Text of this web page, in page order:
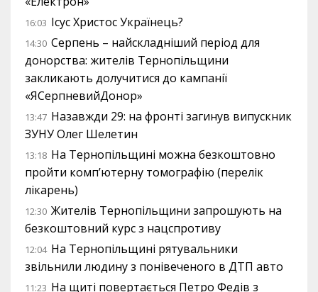
16:03 Ісус Христос Українець?
14:30 Серпень – найскладніший період для
донорства: жителів Тернопільщини
закликають долучитися до кампанії
«ЯСерпневийДонор»
13:47 Назавжди 29: на фронті загинув випускник
ЗУНУ Олег Шелетин
13:18 На Тернопільщині можна безкоштовно
пройти комп’ютерну томографію (перелік
лікарень)
12:30 Жителів Тернопільщини запрошують на
безкоштовний курс з нацспротиву
12:04 На Тернопільщині рятувальники
звільнили людину з понівеченого в ДТП авто
11:23 На щиті повертається Петро Федів з